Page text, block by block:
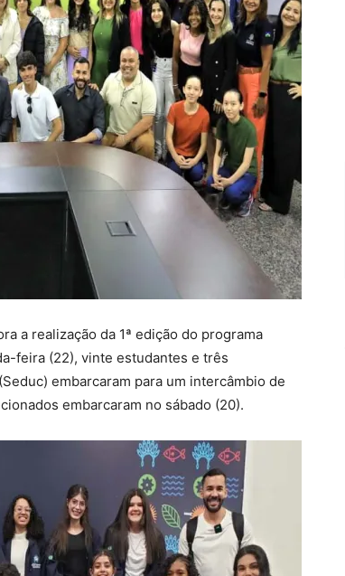
a realização da 1ª edição do programa
feira (22), vinte estudantes e três
embarcaram para um intercâmbio de
embarcaram no sábado (20).